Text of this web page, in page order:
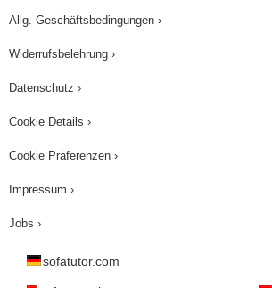
Allg. Geschäftsbedingungen ›
Widerrufsbelehrung ›
Datenschutz ›
Cookie Details ›
Cookie Präferenzen ›
Impressum ›
Jobs ›
sofatutor.com